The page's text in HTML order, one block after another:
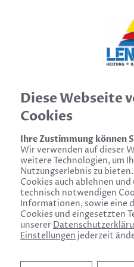
Guter Rat rund
Diese Webseite
Cookies
Ihre Zustimmung können
Wir verwenden auf dieser
weitere Technologien, um
Nutzungserlebnis zu
Cookies auch ablehnen
technisch notwendigen
Informationen, sowie eine
Cookies und eingesetzten
unserer
Einstellungen jederzeit